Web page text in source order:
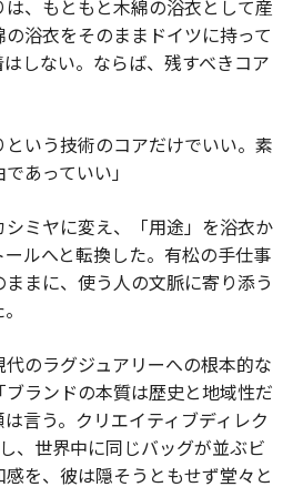
、もともと木綿の浴衣として産
浴衣をそのままドイツに持って
しない。ならば、残すべきコア
という技術のコアだけでいい。素
あっていい」
シミヤに変え、「用途」を浴衣か
ルへと転換した。有松の手仕事
まに、使う人の文脈に寄り添う
のラグジュアリーへの根本的な
ランドの本質は歴史と地域性だ
言う。クリエイティブディレク
、世界中に同じバッグが並ぶビ
を、彼は隠そうともせず堂々と